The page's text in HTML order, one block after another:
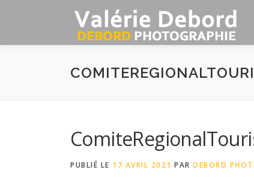
PUBLIÉ LE 17 AVRIL 2021 PAR DEBORD